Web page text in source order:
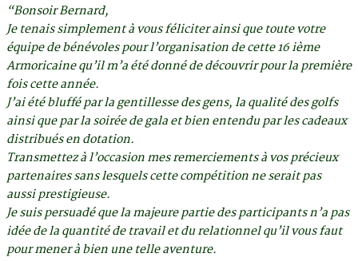
“Bonsoir Bernard,
Je tenais simplement à vous féliciter ainsi que toute votre
équipe de bénévoles pour l’organisation de cette 16 ième
Armoricaine qu’il m’a été donné de découvrir pour la première
fois cette année.
J’ai été bluffé par la gentillesse des gens, la qualité des golfs
ainsi que par la soirée de gala et bien entendu par les cadeaux
distribués en dotation.
Transmettez à l’occasion mes remerciements à vos précieux
partenaires sans lesquels cette compétition ne serait pas
aussi prestigieuse.
Je suis persuadé que la majeure partie des participants n’a pas
idée de la quantité de travail et du relationnel qu’il vous faut
pour mener à bien une telle aventure.